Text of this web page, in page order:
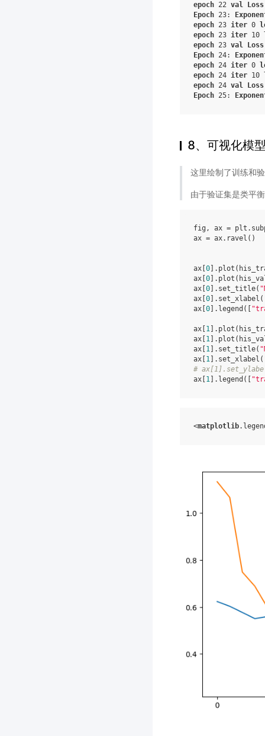
epoch 22 val
Loss
Epoch 23:
epoch 23 iter 0
epoch 23 iter 10
epoch 23 val
Loss
Epoch 24:
epoch 24 iter 0
epoch 24 iter 10
epoch 24 val
Loss
Epoch 25:
8、可视化模
这里绘制了训练和
由于验证集是类平
fig , ax = plt .
ax = ax. ravel ()
ax 0 . plot (
ax 0 . plot (
ax 0 . set_title(
ax 0 . set_xlabel (
ax 0 . legend ([
ax 1 . plot (
ax 1 . plot (
ax 1 . set_title(
ax 1 . set_xlabel (
#
ax 1 . legend ([
<matplotlib.